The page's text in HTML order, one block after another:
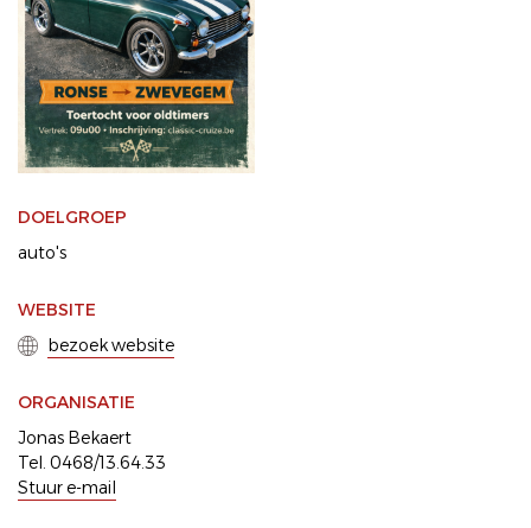
DOELGROEP
auto's
WEBSITE
bezoek website
ORGANISATIE
Jonas Bekaert
Tel. 0468/13.64.33
Stuur e-mail